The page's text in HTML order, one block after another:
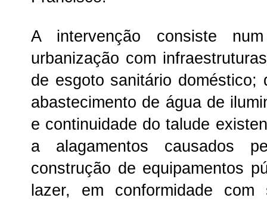
A intervenção consiste
urbanização com
de esgoto sanitário doméstico;
abastecimento de água de
e continuidade do talude
a alagamentos causados
construção de equipamentos
lazer, em conformidade com